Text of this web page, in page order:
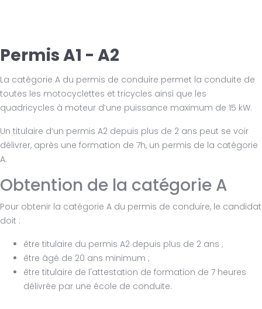
Permis A1 - A2
La catégorie A du permis de conduire permet la conduite de
toutes les motocyclettes et tricycles ainsi que les
quadricycles à moteur d’une puissance maximum de 15 kW.
Un titulaire d’un permis A2 depuis plus de 2 ans peut se voir
délivrer, après une formation de 7h, un permis de la catégorie
A.
Obtention de la catégorie A
Pour obtenir la catégorie A du permis de conduire, le candidat
doit :
être titulaire du permis A2 depuis plus de 2 ans ;
être âgé de 20 ans minimum ;
être titulaire de l'attestation de formation de 7 heures
délivrée par une école de conduite.